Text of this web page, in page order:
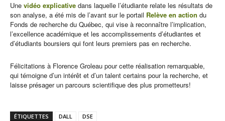
Une vidéo explicative dans laquelle l’étudiante relate les résultats de
son analyse, a été mis de l’avant sur le portail Relève en action du
Fonds de recherche du Québec, qui vise à reconnaître l’implication,
l’excellence académique et les accomplissements d’étudiantes et
d’étudiants boursiers qui font leurs premiers pas en recherche.
Félicitations à Florence Groleau pour cette réalisation remarquable,
qui témoigne d’un intérêt et d’un talent certains pour la recherche, et
laisse présager un parcours scientifique des plus prometteurs!
ÉTIQUETTES DALL DSE